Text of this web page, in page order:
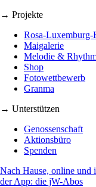
→ Projekte
Rosa-Luxemburg-
Maigalerie
Melodie &
Shop
Fotowettbewerb
Granma
→ Unterstützen
Genossenschaft
Aktionsbüro
Spenden
Nach Hause, online und
der App: die jW-Abos